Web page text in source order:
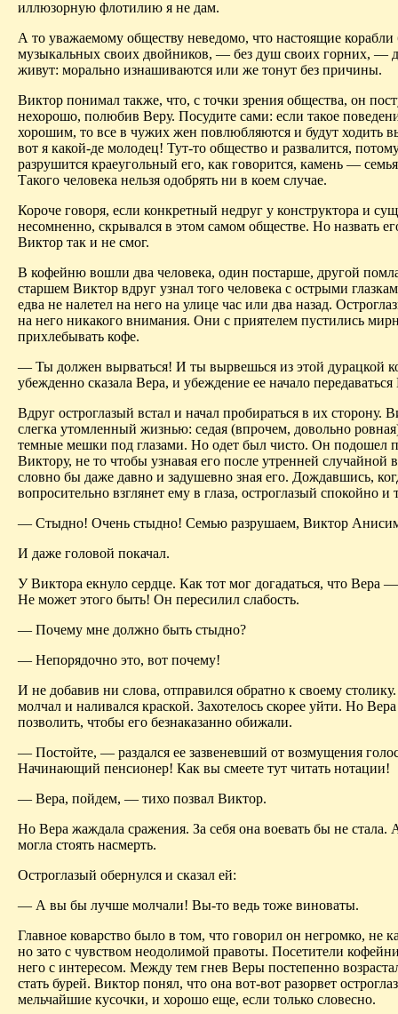
иллюзорную флотилию я не дам.
А то уважаемому обществу неведомо, что настоящие корабли
музыкальных своих двойников, — без душ своих горних, —
живут: морально изнашиваются или же тонут без причины.
Виктор понимал также, что, с точки зрения общества, он
нехорошо, полюбив Веру. Посудите сами: если такое
хорошим, то все в чужих жен повлюбляются и будут ходить
вот я какой‑де молодец! Тут-то общество и развалится,
разрушится краеугольный его, как говорится, камень —
Такого человека нельзя одобрять ни в коем случае.
Короче говоря, если конкретный недруг у конструктора и
несомненно, скрывался в этом самом обществе. Но назвать
Виктор так и не смог.
В кофейню вошли два человека, один постарше, другой
старшем Виктор вдруг узнал того человека с острыми
едва не налетел на него на улице час или два назад.
на него никакого внимания. Они с приятелем пустились
прихлебывать кофе.
— Ты должен вырваться! И ты вырвешься из этой дурацкой
убежденно сказала Вера, и убеждение ее начало
Вдруг остроглазый встал и начал пробираться в их сторону.
слегка утомленный жизнью: седая (впрочем, довольно
темные мешки под глазами. Но одет был чисто. Он подошел
Виктору, не то чтобы узнавая его после утренней случайной
словно бы даже давно и задушевно зная его. Дождавшись,
вопросительно взглянет ему в глаза, остроглазый спокойно и
— Стыдно! Очень стыдно! Семью разрушаем, Виктор
И даже головой покачал.
У Виктора екнуло сердце. Как тот мог догадаться, что Вера
Не может этого быть! Он пересилил слабость.
— Почему мне должно быть стыдно?
— Непорядочно это, вот почему!
И не добавив ни слова, отправился обратно к своему
молчал и наливался краской. Захотелось скорее уйти. Но
позволить, чтобы его безнаказанно обижали.
— Постойте, — раздался ее зазвеневший от возмущения
Начинающий пенсионер! Как вы смеете тут читать нотации!
— Вера, пойдем, — тихо позвал Виктор.
Но Вера жаждала сражения. За себя она воевать бы не стала.
могла стоять насмерть.
Остроглазый обернулся и сказал ей:
— А вы бы лучше молчали! Вы-то ведь тоже виноваты.
Главное коварство было в том, что говорил он негромко, не
но зато с чувством неодолимой правоты. Посетители
него с интересом. Между тем гнев Веры постепенно
стать бурей. Виктор понял, что она вот-вот разорвет
мельчайшие кусочки, и хорошо еще, если только словесно.